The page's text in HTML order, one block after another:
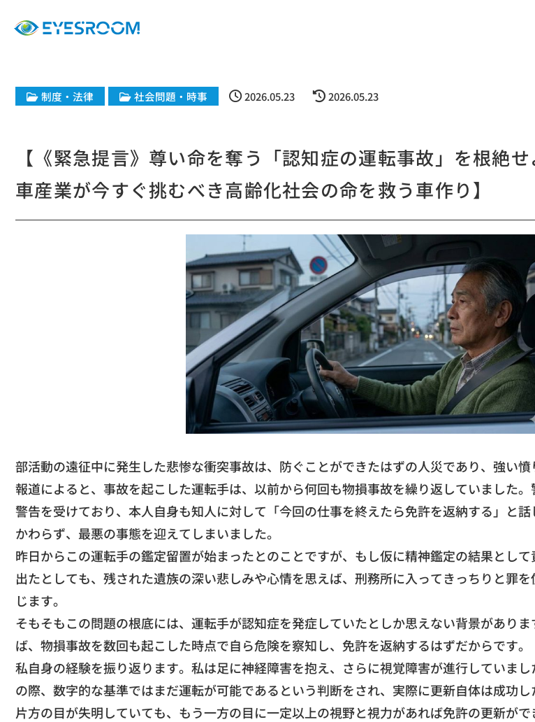
制度・法律 社会問題・時事 2026.05.23 2026.05.23
【《緊急提言》尊い命を奪う「認知症の運転事故」を根絶
車産業が今すぐ挑むべき高齢化社会の命を救う車作り】
​部活動の遠征中に発生した悲惨な衝突事故は、 防ぐことができたはずの人災であり、強い憤
​報道によると、事故を起こした運転手は、 以前から何回も物損事故を繰り返していました。
警告を受けており、 本人自身も知人に対して「今回の仕事を終えたら免許を返納する」 と
かわらず、 最悪の事態を迎えてしまいました。
​昨日からこの運転手の鑑定留置が始まったとのことですが、 もし仮に精神鑑定の結果とし
出たとしても、残された遺族の深い悲しみや心情を思えば、 刑務所に入ってきっちりと罪を
じます。
​そもそもこの問題の根底には、 運転手が認知症を発症していたとしか思えない背景がありま
ば、 物損事故を数回も起こした時点で自ら危険を察知し、 免許を返納するはずだからです。
​私自身の経験を振り返ります。私は足に神経障害を抱え、 さらに視覚障害が進行していまし
の際、 数字的な基準ではまだ運転が可能であるという判断をされ、 実際に更新自体は成功し
片方の目が失明していても、 もう一方の目に一定以上の視野と視力があれば免許の更新がで